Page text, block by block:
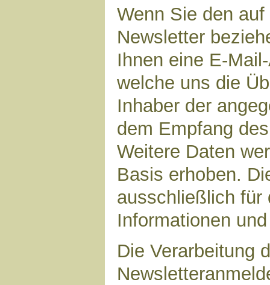
Wenn Sie den
Newsletter
Ihnen eine E-
welche uns die
Inhaber der
dem Empfang
Weitere Daten
Basis erhoben.
ausschließlich für
Informationen
Die Verarbeitung